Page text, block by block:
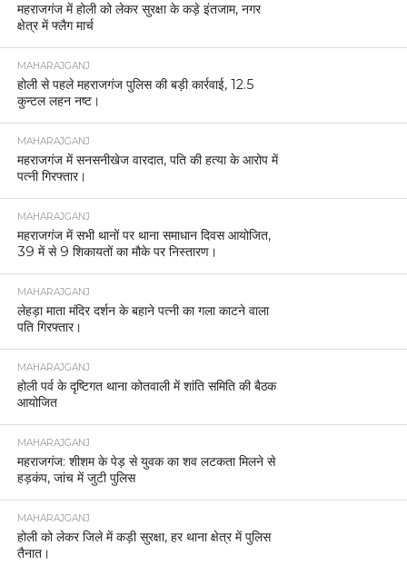
महराजगंज में होली को लेकर सुरक्षा के कड़े इंतजाम, नगर
क्षेत्र में फ्लैग मार्च
MAHARAJGANJ
होली से पहले महराजगंज पुलिस की बड़ी कार्रवाई, 12.5
कुन्टल लहन नष्ट।
MAHARAJGANJ
महराजगंज में सनसनीखेज वारदात, पति की हत्या के आरोप में
पत्नी गिरफ्तार।
MAHARAJGANJ
महराजगंज में सभी थानों पर थाना समाधान दिवस आयोजित,
39 में से 9 शिकायतों का मौके पर निस्तारण।
MAHARAJGANJ
लेहड़ा माता मंदिर दर्शन के बहाने पत्नी का गला काटने वाला
पति गिरफ्तार।
MAHARAJGANJ
होली पर्व के दृष्टिगत थाना कोतवाली में शांति समिति की बैठक
आयोजित
MAHARAJGANJ
महराजगंज: शीशम के पेड़ से युवक का शव लटकता मिलने से
हड़कंप, जांच में जुटी पुलिस
MAHARAJGANJ
होली को लेकर जिले में कड़ी सुरक्षा, हर थाना क्षेत्र में पुलिस
तैनात।